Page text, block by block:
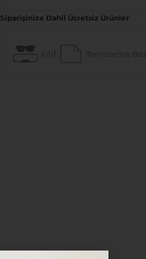
Siparişinize Dahil Ücretsiz Ürünler
Kılıf Temizleme Bezi